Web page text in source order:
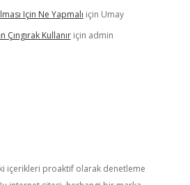
Için Ne Yapmalı için Umay
Kullanıriçin admin
içerikleri proaktif olarak denetleme